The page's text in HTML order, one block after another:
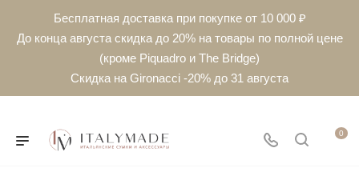
Бесплатная доставка при покупке от 10 000 ₽
До конца августа скидка до 20% на товары по полной цене
(кроме Piquadro и The Bridge)
Скидка на Gironacci -20% до 31 августа
0